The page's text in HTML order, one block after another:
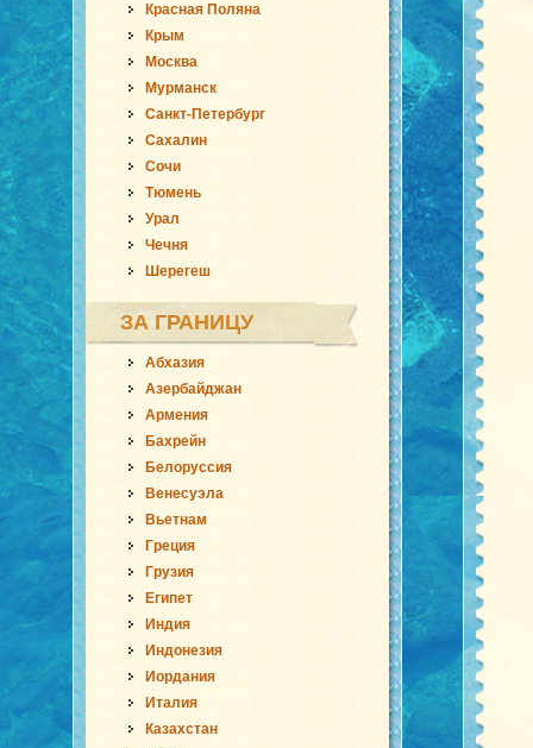
Красная Поляна
Крым
Москва
Мурманск
Санкт-Петербург
Сахалин
Сочи
Тюмень
Урал
Чечня
Шерегеш
ЗА ГРАНИЦУ
Абхазия
Азербайджан
Армения
Бахрейн
Белоруссия
Венесуэла
Вьетнам
Греция
Грузия
Египет
Индия
Индонезия
Иордания
Италия
Казахстан